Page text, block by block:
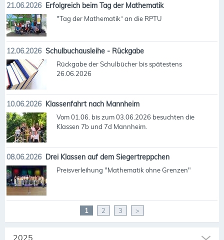
21.06.2026 Erfolgreich beim Tag der Mathematik
"Tag der Mathematik“ an die RPTU
12.06.2026 Schulbuchausleihe - Rückgabe
Rückgabe der Schulbücher bis spätestens
26.06.2026
10.06.2026 Klassenfahrt nach Mannheim
Vom 01.06. bis zum 03.06.2026 besuchten die
Klassen 7b und 7d Mannheim.
08.06.2026 Drei Klassen auf dem Siegertreppchen
Preisverleihung "Mathematik ohne Grenzen"
1 2 3 >
2025